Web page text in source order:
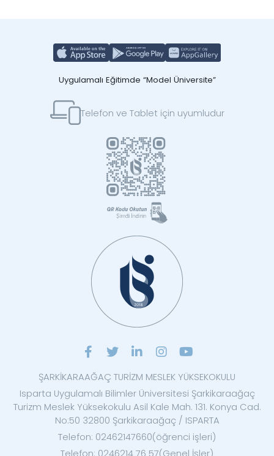
Uygulamalı Eğitimde “Model Üniversite”
Telefon ve Tablet için uyumludur
ŞARKİKARAAĞAÇ TURİZM MESLEK YÜKSEKOKULU
Isparta Uygulamalı Bilimler Üniversitesi Şarkikaraağaç
Turizm Meslek Yüksekokulu Asil Kale Mah. 131. Konya Cad.
No:50 32800 Şarkikaraağaç / ISPARTA
Telefon: 02462147660(öğrenci işleri)